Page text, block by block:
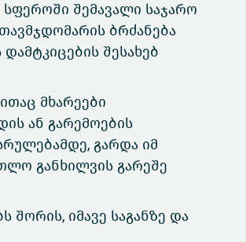
შემავალი საჯარო
ბრძანება
შესახებ
მხარეები
ან გარემოების
გარდა იმ
განხილვის გარეშე
შორის, იმავე საგანზე და